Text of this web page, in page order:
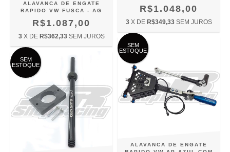
ALAVANCA DE ENGATE
RAPIDO VW FUSCA - AG
R$1.087,00
3 X DE R$362,33 SEM JUROS
R$1.048,00
3 X DE R$349,33 SEM JUROS
SEM
ESTOQUE
SEM
ESTOQUE
ALAVANCA DE ENGATE